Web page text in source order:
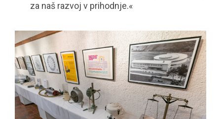
za naš razvoj v prihodnje.«